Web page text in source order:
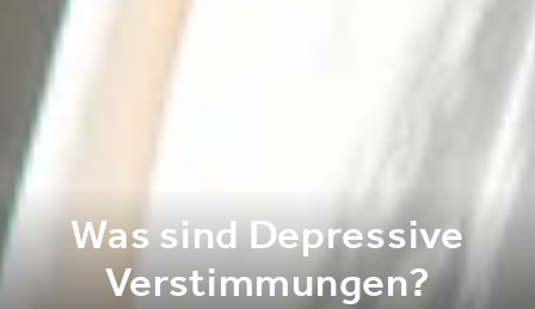
Was sind Depressive
Verstimmungen?